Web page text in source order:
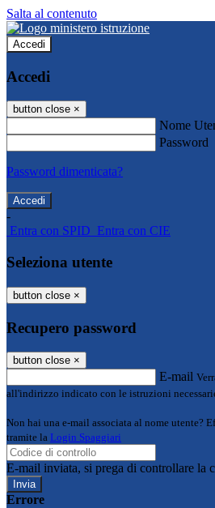
Salta al contenuto
Accedi
Accedi
button close ×
Nome
Password
Password dimenticata?
-
Entra con SPID Entra con CIE
Seleziona utente
button close ×
Recupero password
button close ×
E-mail
all'indirizzo indicato con le istruzioni
Non hai una e-mail associata al nome utente?
tramite la Login Spaggiari
E-mail inviata, si prega di controllare la
Errore